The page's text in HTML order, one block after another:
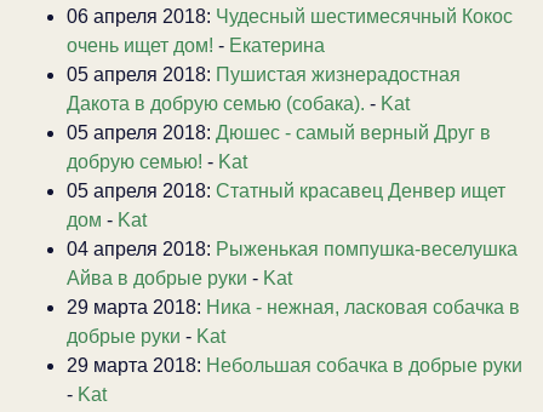
06 апреля 2018: Чудесный шестимесячный Кокос
очень ищет дом! - Екатерина
05 апреля 2018: Пушистая жизнерадостная
Дакота в добрую семью (собака). - Kat
05 апреля 2018: Дюшес - самый верный Друг в
добрую семью! - Kat
05 апреля 2018: Статный красавец Денвер ищет
дом - Kat
04 апреля 2018: Рыженькая помпушка-веселушка
Айва в добрые руки - Kat
29 марта 2018: Ника - нежная, ласковая собачка в
добрые руки - Kat
29 марта 2018: Небольшая собачка в добрые руки
- Kat